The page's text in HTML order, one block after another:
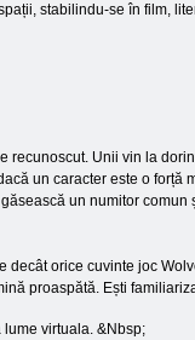
stabilindu-se în film,
recunoscut. Unii vin la
un caracter este o forță
un numitor
orice cuvinte joc
proaspătă. Ești
virtuala. &Nbsp;